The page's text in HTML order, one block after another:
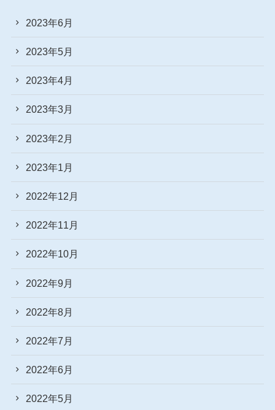
2023年6月
2023年5月
2023年4月
2023年3月
2023年2月
2023年1月
2022年12月
2022年11月
2022年10月
2022年9月
2022年8月
2022年7月
2022年6月
2022年5月